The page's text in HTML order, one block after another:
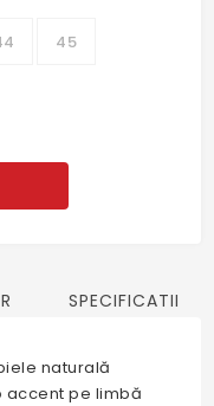
45
SPECIFICATII
naturală
accent pe limbă